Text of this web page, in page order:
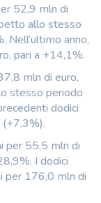
52,9 mln di
allo stesso
Nell’ultimo anno,
pari a +14,1%.
mln di euro,
stesso periodo
dodici
per 55,5 mln di
I dodici
per 176,0 mln di